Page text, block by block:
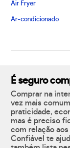
Air Fryer
Ar-condicionado
É seguro
Comprar na
vez mais
praticidade,
mas é preciso
com relação
Confiável te